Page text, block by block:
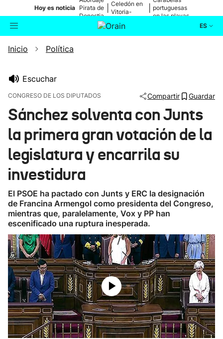
Hoy es noticia Pirata de
Donostia
Celedón en
Vitoria-
portuguesas
en las playas
ES
Buscador
Ikusmiran
Eguraldia
Inicio Política
Escuchar
CONGRESO DE LOS DIPUTADOS Compartir Guardar
Sánchez solventa con Junts
la primera gran votación de la
legislatura y encarrila su
investidura
El PSOE ha pactado con Junts y ERC la designación
de Francina Armengol como presidenta del Congreso,
mientras que, paralelamente, Vox y PP han
escenificado una ruptura inesperada.